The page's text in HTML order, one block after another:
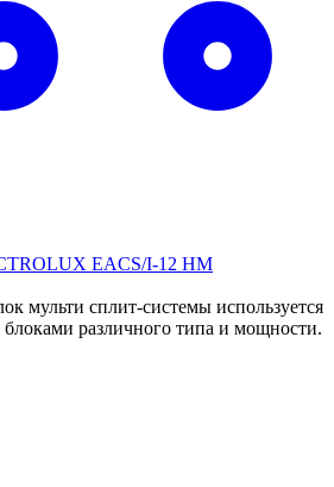
EACS/I-12 HM
мульти сплит-системы используется
различного типа и мощности.